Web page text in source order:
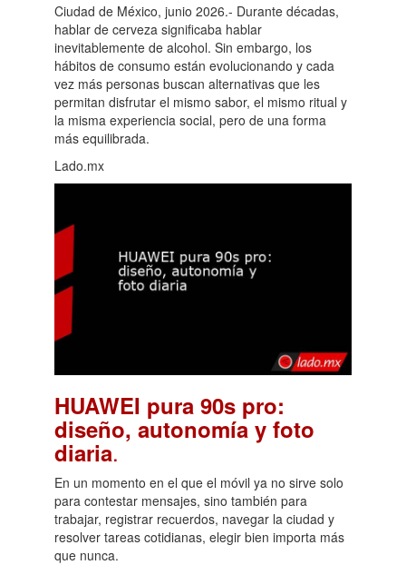
Ciudad de México, junio 2026.- Durante décadas,
hablar de cerveza significaba hablar
inevitablemente de alcohol. Sin embargo, los
hábitos de consumo están evolucionando y cada
vez más personas buscan alternativas que les
permitan disfrutar el mismo sabor, el mismo ritual y
la misma experiencia social, pero de una forma
más equilibrada.
Lado.mx
HUAWEI pura 90s pro:
diseño, autonomía y foto
diaria.
En un momento en el que el móvil ya no sirve solo
para contestar mensajes, sino también para
trabajar, registrar recuerdos, navegar la ciudad y
resolver tareas cotidianas, elegir bien importa más
que nunca.